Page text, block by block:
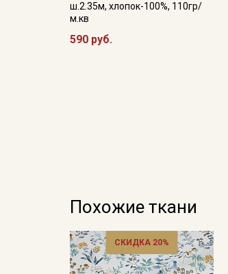
ш.2.35м, хлопок-100%, 110гр/
м.кв
590 руб.
Похожие ткани
СКИДКА 20%